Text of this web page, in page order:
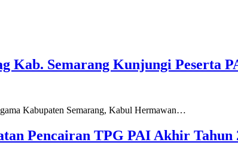
Kab. Semarang Kunjungi Peserta
Kabupaten Semarang, Kabul Hermawan…
Pencairan TPG PAI Akhir Tahun